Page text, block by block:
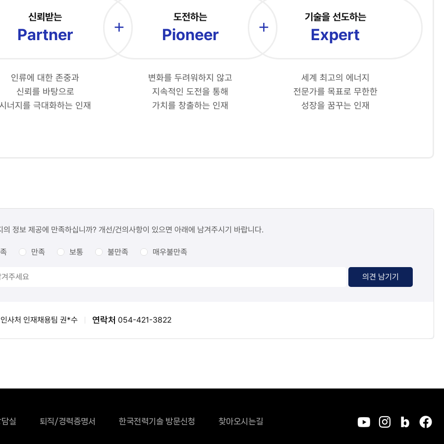
신뢰받는
Partner
인류에 대한 존중과
신뢰를 바탕으로
너지를 극대화하는 인재
도전하는
Pioneer
변화를 두려워하지 않고
지속적인 도전을 통해
가치를 창출하는 인재
기술을 선도하는
Expert
세계 최고의 에너지
전문가를 목표로 무한한
성장을 꿈꾸는 인재
의 정보 제공에 만족하십니까? 개선/건의사항이 있으면 아래에 남겨주시기 바랍니다.
만족 보통 불만족 매우불만족
의견 남기기
인사처 인재채용팀 권*수 연락처 054-421-3822
실 퇴직/경력증명서 한국전력기술 방문신청 찾아오시는길